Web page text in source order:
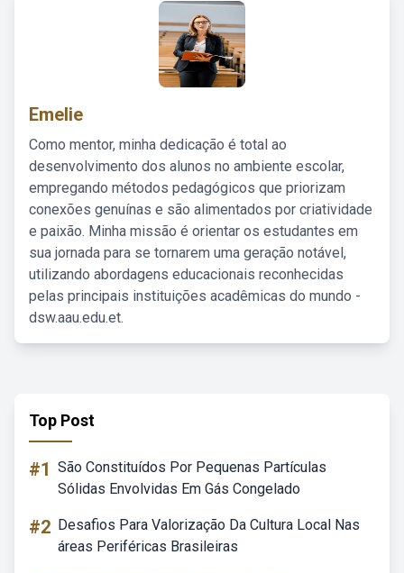
Emelie
Como mentor, minha dedicação é total ao
desenvolvimento dos alunos no ambiente escolar,
empregando métodos pedagógicos que priorizam
conexões genuínas e são alimentados por criatividade
e paixão. Minha missão é orientar os estudantes em
sua jornada para se tornarem uma geração notável,
utilizando abordagens educacionais reconhecidas
pelas principais instituições acadêmicas do mundo -
dsw.aau.edu.et.
Top Post
#1 São Constituídos Por Pequenas Partículas
Sólidas Envolvidas Em Gás Congelado
#2 Desafios Para Valorização Da Cultura Local Nas
áreas Periféricas Brasileiras